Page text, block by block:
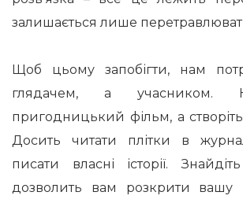
залишається лише
Щоб цьому запобігти, нам
глядачем, а учасником.
пригодницький фільм, а
Досить читати плітки в
писати власні історії.
дозволить вам розкрити вашу